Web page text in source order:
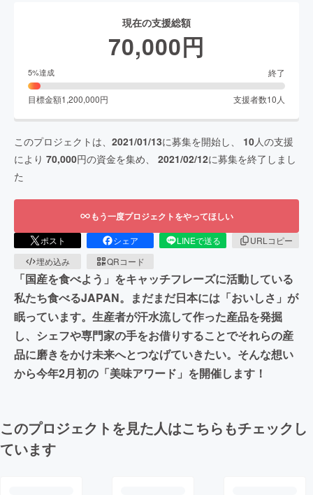
現在の支援総額
70,000円
5%達成 終了
目標金額1,200,000円 支援者数10 人
このプロジェクトは、 2021/01/13に募集を開始し、 10人の支援
により 70,000円の資金を集め、 2021/02/12に募集を終了しまし
た
もう一度プロジェクトをやってほしい
ポスト シェア LINEで送る
URLコピー
埋め込み
QRコード
「国産を食べよう」をキャッチフレーズに活動している
私たち食べるJAPAN。まだまだ日本には「おいしさ」が
眠っています。生産者が汗水流して作った産品を発掘
し、シェフや専門家の手をお借りすることでそれらの産
品に磨きをかけ未来へとつなげていきたい。そんな想い
から今年2月初の「美味アワード」を開催します！
このプロジェクトを見た人はこちらもチェックし
ています